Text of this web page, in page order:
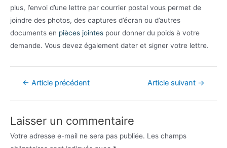
plus, l’envoi d’une lettre par courrier postal vous permet de
joindre des photos, des captures d’écran ou d’autres
documents en pièces jointes pour donner du poids à votre
demande. Vous devez également dater et signer votre lettre.
Navigation
← Article précédent Article suivant →
Laisser un commentaire
Votre adresse e-mail ne sera pas publiée. Les champs